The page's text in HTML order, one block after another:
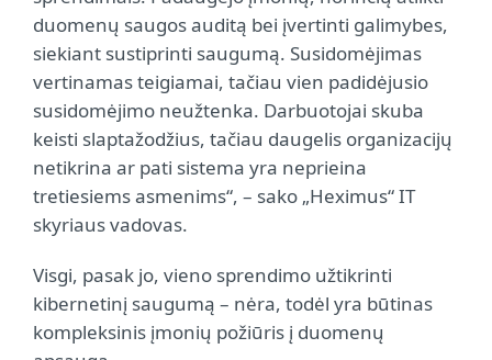
duomenų saugos auditą bei įvertinti galimybes,
siekiant sustiprinti saugumą. Susidomėjimas
vertinamas teigiamai, tačiau vien padidėjusio
susidomėjimo neužtenka. Darbuotojai skuba
keisti slaptažodžius, tačiau daugelis organizacijų
netikrina ar pati sistema yra neprieina
tretiesiems asmenims“, – sako „Heximus“ IT
skyriaus vadovas.
Visgi, pasak jo, vieno sprendimo užtikrinti
kibernetinį saugumą – nėra, todėl yra būtinas
kompleksinis įmonių požiūris į duomenų